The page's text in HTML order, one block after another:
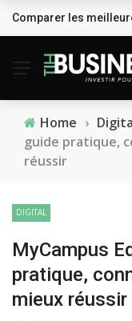
BREAKING NEWS
Comparer les
Home ›
guide pratique,
réussir
DIGITAL
MyCampus
pratique,
mieux réussir